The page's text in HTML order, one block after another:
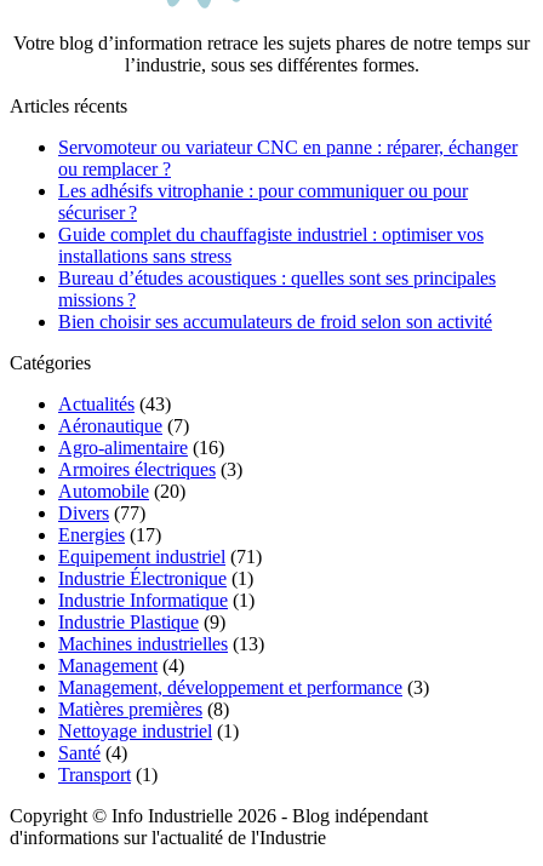
Votre blog d’information retrace les sujets phares de notre temps sur
l’industrie, sous ses différentes formes.
Articles récents
Servomoteur ou variateur CNC en panne : réparer, échanger
ou remplacer ?
Les adhésifs vitrophanie : pour communiquer ou pour
sécuriser ?
Guide complet du chauffagiste industriel : optimiser vos
installations sans stress
Bureau d’études acoustiques : quelles sont ses principales
missions ?
Bien choisir ses accumulateurs de froid selon son activité
Catégories
Actualités (43)
Aéronautique (7)
Agro-alimentaire (16)
Armoires électriques (3)
Automobile (20)
Divers (77)
Energies (17)
Equipement industriel (71)
Industrie Électronique (1)
Industrie Informatique (1)
Industrie Plastique (9)
Machines industrielles (13)
Management (4)
Management, développement et performance (3)
Matières premières (8)
Nettoyage industriel (1)
Santé (4)
Transport (1)
Copyright © Info Industrielle 2026 - Blog indépendant
d'informations sur l'actualité de l'Industrie